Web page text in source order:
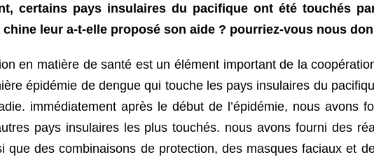
certains pays insulaires du pacifique ont été touchés
leur a-t-elle proposé son aide ? pourriez-vous nous
en matière de santé est un élément important de la
épidémie de dengue qui touche les pays insulaires du
immédiatement après le début de l’épidémie, nous avons
pays insulaires les plus touchés. nous avons fourni des
que des combinaisons de protection, des masques faciaux et